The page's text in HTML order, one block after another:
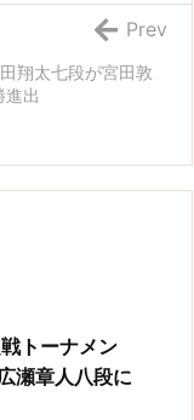
翔太七段が宮田敦
進出
Prev
トーナメン
瀬章人八段に